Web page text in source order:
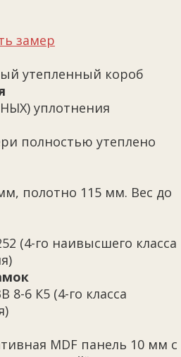
замер
утепленный короб
уплотнения
полностью утеплено
полотно 115 мм. Вес до
(4-го наивысшего класса
8-6 К5 (4-го класса
MDF панель 10 мм с